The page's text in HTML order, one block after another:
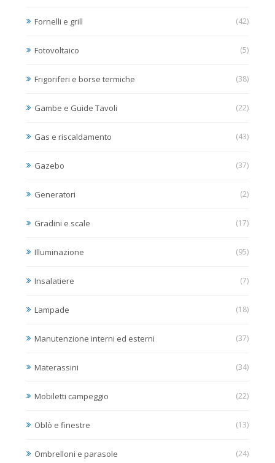
Fornelli e grill (42)
Fotovoltaico (5)
Frigoriferi e borse termiche (38)
Gambe e Guide Tavoli (22)
Gas e riscaldamento (43)
Gazebo (37)
Generatori (2)
Gradini e scale (17)
Illuminazione (95)
Insalatiere (7)
Lampade (18)
Manutenzione interni ed esterni (37)
Materassini (34)
Mobiletti campeggio (22)
Oblò e finestre (13)
Ombrelloni e parasole (24)